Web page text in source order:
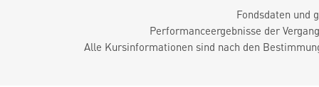
Fondsdaten und
Performanceergebnisse der
Alle Kursinformationen sind nach den